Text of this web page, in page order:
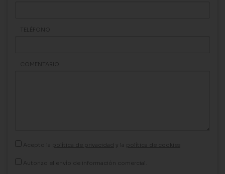
TELÉFONO
COMENTARIO
Acepto la política de privacidad y la política de cookies
Autorizo el envío de información comercial.